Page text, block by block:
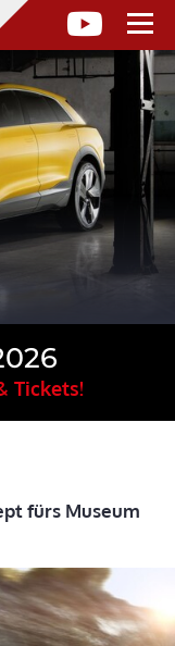
Tickets!
fürs Museum